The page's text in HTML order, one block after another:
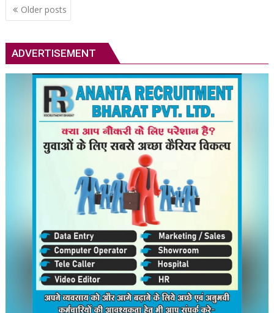
Posts
navigation
Older posts
ADVERTISEMENT